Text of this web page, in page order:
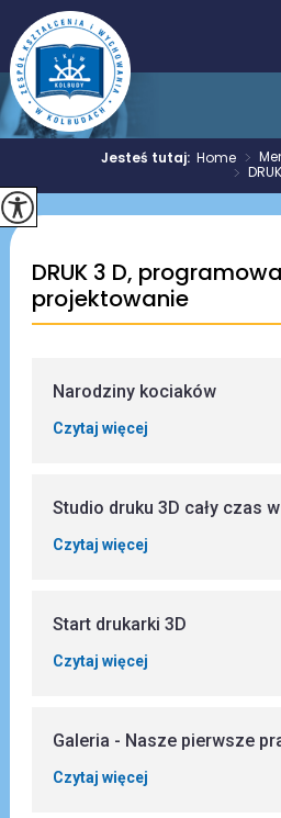
Jesteś tutaj:Home >
>
DRUK 3 D,
projektowanie
Narodziny kociaków
Czytaj więcej
Studio druku 3D cały czas
Czytaj więcej
Start drukarki 3D
Czytaj więcej
Galeria - Nasze pierwsze
Czytaj więcej